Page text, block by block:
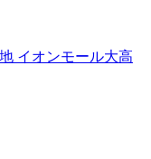
イオンモール大高